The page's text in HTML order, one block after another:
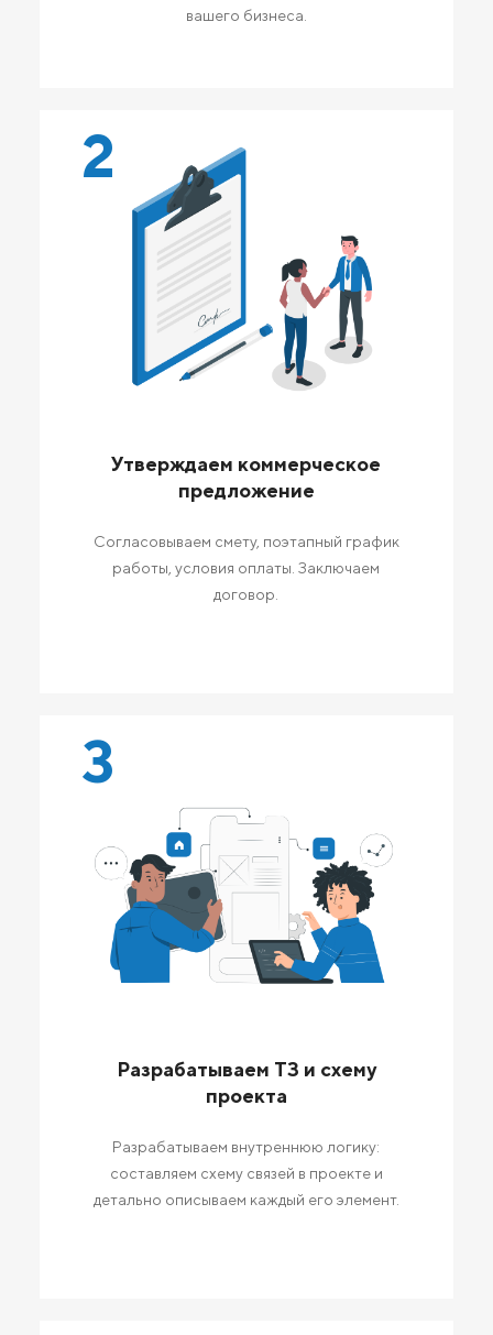
вашего бизнеса.
2
Утверждаем коммерческое
предложение
Согласовываем смету, поэтапный график
работы, условия оплаты. Заключаем
договор.
3
Разрабатываем ТЗ и схему
проекта
Разрабатываем внутреннюю логику:
составляем схему связей в проекте и
детально описываем каждый его элемент.